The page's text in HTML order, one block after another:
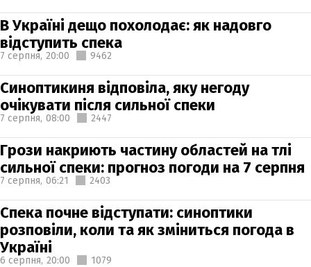
В Україні дещо похолодає: як надовго
відступить спека
7 серпня, 20:00 9462
Синоптикиня відповіла, яку негоду
очікувати після сильної спеки
7 серпня, 08:00 2447
Грози накриють частину областей на тлі
сильної спеки: прогноз погоди на 7 серпня
7 серпня, 06:21 2403
Спека почне відступати: синоптики
розповіли, коли та як зміниться погода в
Україні
6 серпня, 20:00 1079